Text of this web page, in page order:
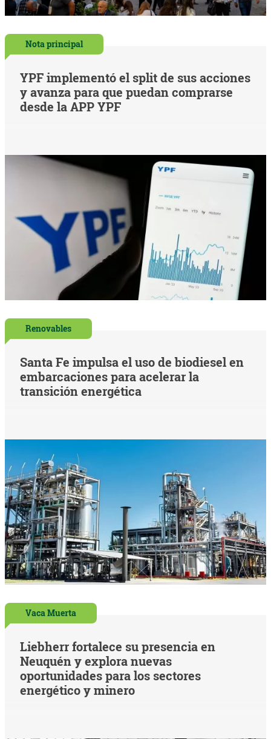
Nota principal
YPF implementó el split de sus acciones
y avanza para que puedan comprarse
desde la APP YPF
Renovables
Santa Fe impulsa el uso de biodiesel en
embarcaciones para acelerar la
transición energética
Vaca Muerta
Liebherr fortalece su presencia en
Neuquén y explora nuevas
oportunidades para los sectores
energético y minero